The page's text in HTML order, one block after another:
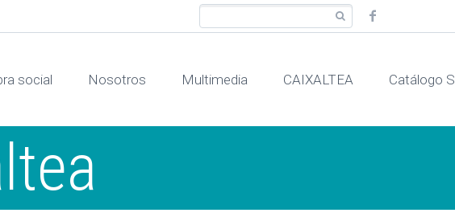
social Nosotros Multimedia CAIXALTEA Catálogo